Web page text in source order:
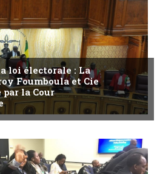
loi électorale : La
Foumboula et Cie
la Cour